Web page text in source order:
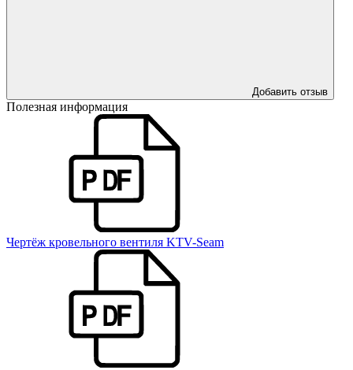
Добавить отзыв
Полезная информация
Чертёж кровельного вентиля KTV-Seam